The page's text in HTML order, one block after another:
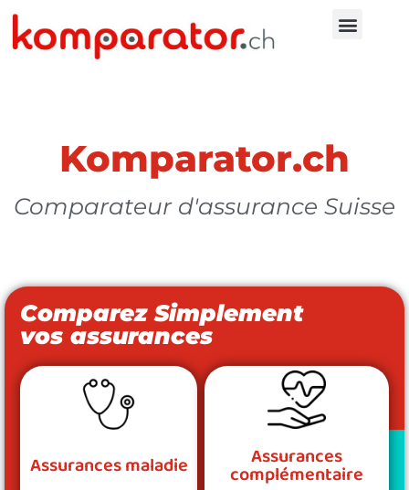
Komparator.ch
Comparateur d'assurance Suisse
Comparez Simplement
vos assurances
Assurances maladie Assurances
complémentaire